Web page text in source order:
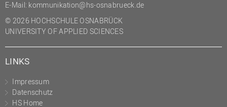
E-Mail: kommunikation@hs-osnabrueck.de
© 2026 HOCHSCHULE OSNABRÜCK
UNIVERSITY OF APPLIED SCIENCES
LINKS
Impressum
Datenschutz
HS Home